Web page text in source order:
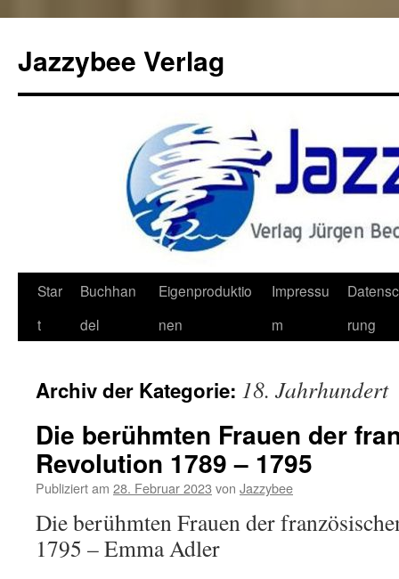
Jazzybee Verlag
Zum
Inhalt
Star
t
Buchhan
del
Eigenproduktio
nen
Impressu
m
rung
Archiv der Kategorie: 18. Jahrhundert
Die berühmten Frauen der
Revolution 1789 – 1795
Publiziert am 28. Februar 2023 von Jazzybee
Die berühmten Frauen der
1795 – Emma Adler